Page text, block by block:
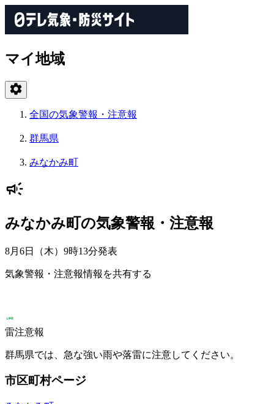
マイ地域
全国の気象警報・注意報
群馬県
みなかみ町
みなかみ町の気象警報・注意報
8月6日（木）9時13分発表
気象警報・注意報情報を共有する
雷注意報
群馬県では、急な強い雨や落雷に注意してください。
市区町村ページ